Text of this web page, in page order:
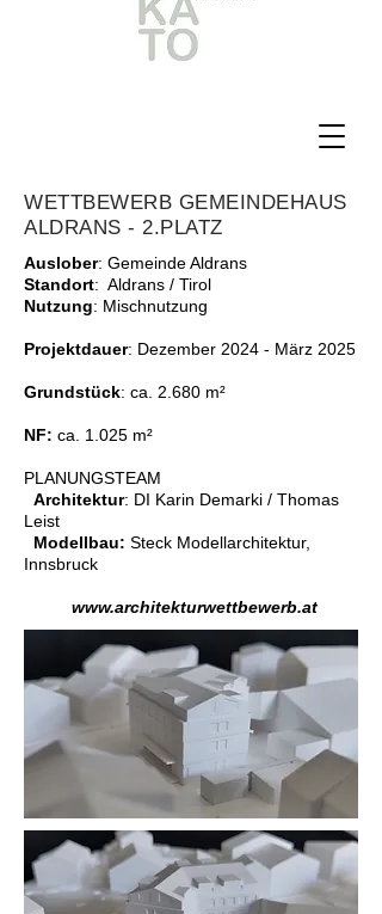
WETTBEWERB GEMEINDEHAUS
ALDRANS - 2.PLATZ
Auslober: Gemeinde Aldrans
Standort: Aldrans / Tirol
Nutzung: Mischnutzung
Projektdauer: Dezember 2024 - März 2025
Grundstück: ca. 2.680 m²
NF: ca. 1.025 m²
PLANUNGSTEAM
Architektur: DI Karin Demarki / Thomas
Leist
Modellbau: Steck Modellarchitektur,
Innsbruck
www.architekturwettbewerb.at